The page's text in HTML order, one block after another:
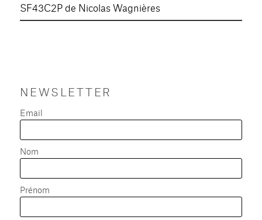
SF43C2P de Nicolas Wagnières
NEWSLETTER
Email
Nom
Prénom